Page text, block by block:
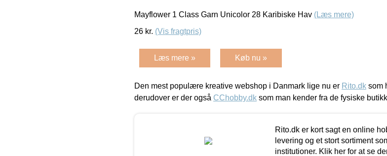
Mayflower 1 Class Garn Unicolor 28 Karibiske Hav (Læs mere)
26 kr. (Vis fragtpris)
Læs mere » Køb nu »
Den mest populære kreative webshop i Danmark lige nu er Rito.dk som
derudover er der også CChobby.dk som man kender fra de fysiske
Rito.dk er kort sagt en online
levering og et stort sortiment
institutioner. Klik her for at se